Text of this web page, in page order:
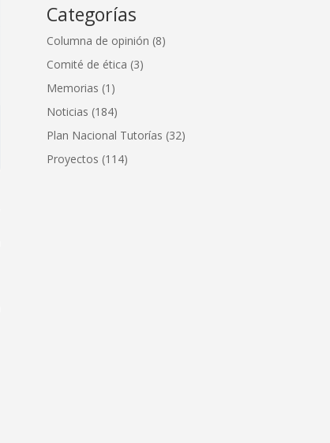
Categorías
Columna de opinión (8)
Comité de ética (3)
Memorias (1)
Noticias (184)
Plan Nacional Tutorías (32)
Proyectos (114)